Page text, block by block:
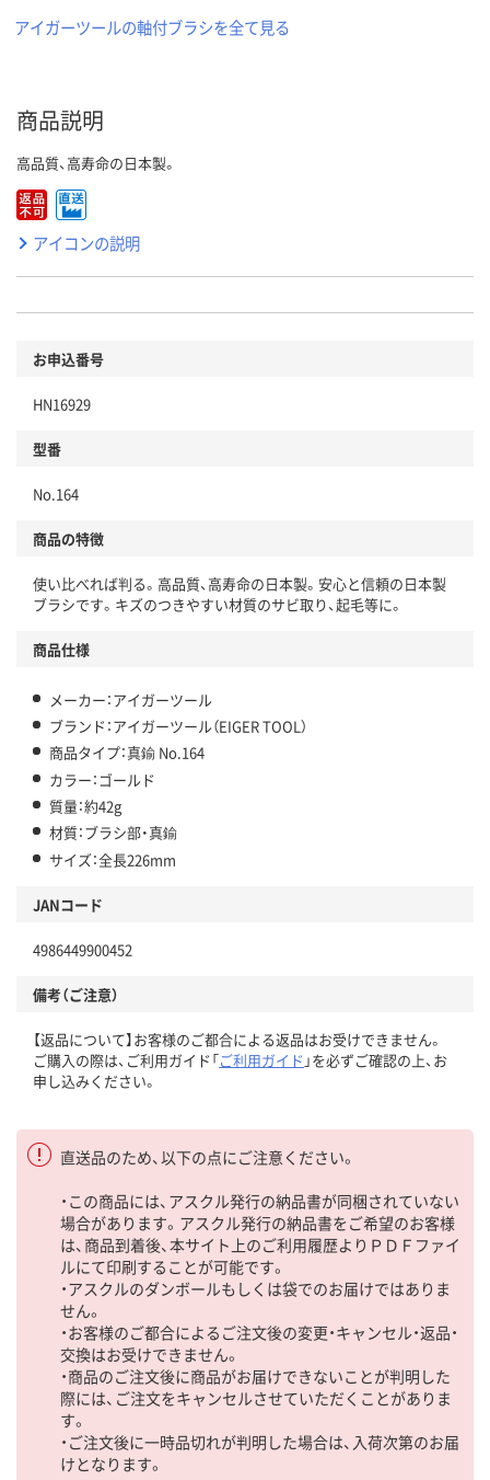
アイガーツールの軸付ブラシを全て見る
商品説明
高品質、高寿命の日本製。
アイコンの説明
お申込番号
HN16929
型番
No.164
商品の特徴
使い比べれば判る。高品質、高寿命の日本製。安心と信頼の日本製
ブラシです。キズのつきやすい材質のサビ取り、起毛等に。
商品仕様
メーカー：アイガーツール
ブランド：アイガーツール（EIGER TOOL）
商品タイプ：真鍮 No.164
カラー：ゴールド
質量：約42g
材質：ブラシ部・真鍮
サイズ：全長226mm
JANコード
4986449900452
備考（ご注意）
【返品について】お客様のご都合による返品はお受けできません。
ご購入の際は、ご利用ガイド「ご利用ガイド 」を必ずご確認の上、お
申し込みください。
直送品のため、以下の点にご注意ください。
・この商品には、アスクル発行の納品書が同梱されていない
場合があります。アスクル発行の納品書をご希望のお客様
は、商品到着後、本サイト上のご利用履歴よりＰＤＦファイ
ルにて印刷することが可能です。
・アスクルのダンボールもしくは袋でのお届けではありま
せん。
・お客様のご都合によるご注文後の変更・キャンセル・返品・
交換はお受けできません。
・商品のご注文後に商品がお届けできないことが判明した
際には、ご注文をキャンセルさせていただくことがありま
す。
・ご注文後に一時品切れが判明した場合は、入荷次第のお届
けとなります。